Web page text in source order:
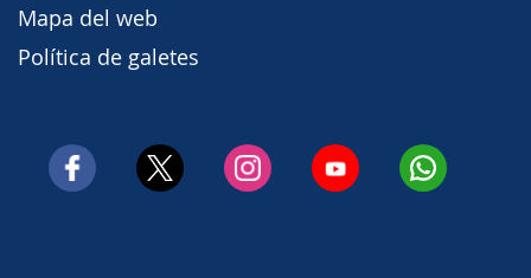
Mapa del web
Política de galetes